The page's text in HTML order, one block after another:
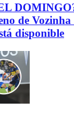
de
disponible